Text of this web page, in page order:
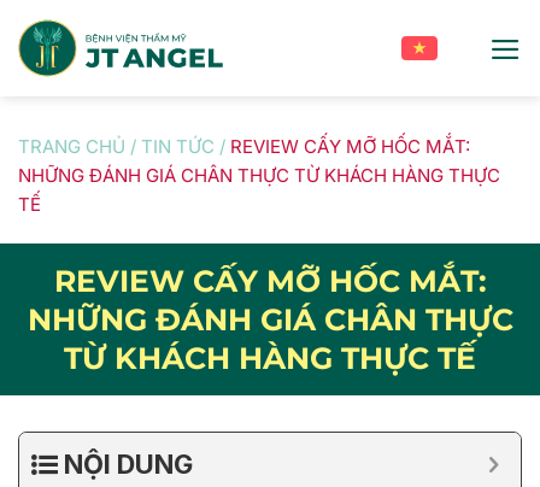
content
TRANG CHỦ / TIN TỨC / REVIEW CẤY MỠ HỐC MẮT:
NHỮNG ĐÁNH GIÁ CHÂN THỰC TỪ KHÁCH HÀNG THỰC
TẾ
REVIEW CẤY MỠ HỐC MẮT:
NHỮNG ĐÁNH GIÁ CHÂN THỰC
TỪ KHÁCH HÀNG THỰC TẾ
NỘI DUNG